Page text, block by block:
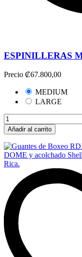
ESPINILLERAS
Precio ₡67.800,00
MEDIUM
LARGE
Añadir al carrito